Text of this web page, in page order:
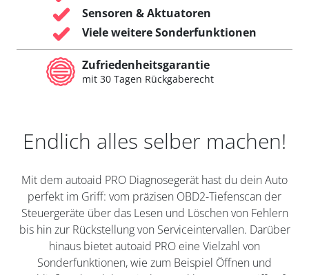
Sensoren & Aktuatoren
Viele weitere Sonderfunktionen
Zufriedenheitsgarantie
mit 30 Tagen Rückgaberecht
Endlich alles selber machen!
Mit dem autoaid PRO Diagnosegerät hast du dein Auto
perfekt im Griff: vom präzisen OBD2-Tiefenscan der
Steuergeräte über das Lesen und Löschen von Fehlern
bis hin zur Rückstellung von Serviceintervallen. Darüber
hinaus bietet autoaid PRO eine Vielzahl von
Sonderfunktionen, wie zum Beispiel Öffnen und